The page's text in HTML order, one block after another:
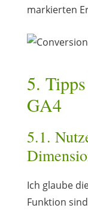
markierten
5.
GA4
5.1.
Ich glaube
Funktion